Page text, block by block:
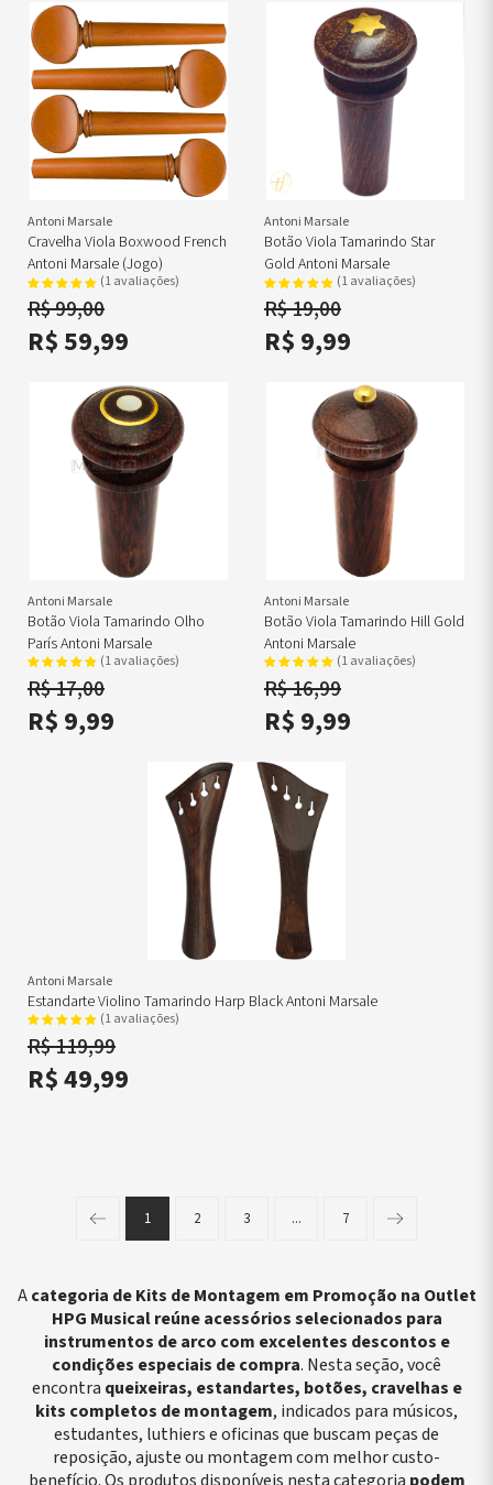
Antoni Marsale
Cravelha Viola Boxwood French
Antoni Marsale (jogo)
(1 avaliações)
R$ 99,00
R$ 59,99
Antoni Marsale
Botão Viola Tamarindo Star
Gold Antoni Marsale
(1 avaliações)
R$ 19,00
R$ 9,99
Antoni Marsale
Botão Viola Tamarindo Olho
París Antoni Marsale
(1 avaliações)
R$ 17,00
R$ 9,99
Antoni Marsale
Botão Viola Tamarindo Hill Gold
Antoni Marsale
(1 avaliações)
R$ 16,99
R$ 9,99
Antoni Marsale
Estandarte Violino Tamarindo Harp Black Antoni Marsale
(1 avaliações)
R$ 119,99
R$ 49,99
Página anterior
1 2 3 ... 7 Próxima página
Acategoria de Kits de Montagem em Promoção na Outlet
HPG Musical reúne acessórios selecionados para
instrumentos de arco com excelentes descontos e
condições especiais de compra. Nesta seção, você
encontra queixeiras, estandartes, botões, cravelhas e
kits completos de montagem, indicados para músicos,
estudantes, luthiers e oficinas que buscam peças de
reposição, ajuste ou montagem com melhor custo-
benefício.Os produtos disponíveis nesta categoria podem